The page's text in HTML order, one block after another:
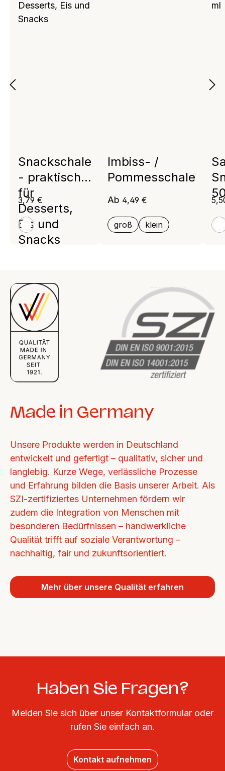
Snackschale
- praktisch
für
Desserts,
Eis und
Snacks
weiß
Regulärer Preis:
3,79 €
Imbiss- /
Pommesschale
groß klein
Regulärer Preis:
Ab 4,49 €
Made in Germany
Unsere Produkte werden in Deutschland
entwickelt und gefertigt – qualitativ, sicher und
langlebig. Kurze Wege, verlässliche Prozesse
und Erfahrung bilden die Basis unserer Arbeit. Als
SZI-zertifiziertes Unternehmen fördern wir
zudem die Integration von Menschen mit
besonderen Bedürfnissen – handwerkliche
Qualität trifft auf soziale Verantwortung –
nachhaltig, fair und zukunftsorientiert.
Mehr über unsere Qualität erfahren
Haben Sie Fragen?
Melden Sie sich über unser Kontaktformular oder
rufen Sie einfach an.
Kontakt aufnehmen